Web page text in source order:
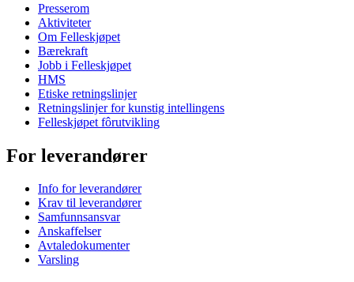
Presserom
Aktiviteter
Om Felleskjøpet
Bærekraft
Jobb i Felleskjøpet
HMS
Etiske retningslinjer
Retningslinjer for kunstig intellingens
Felleskjøpet fôrutvikling
For leverandører
Info for leverandører
Krav til leverandører
Samfunnsansvar
Anskaffelser
Avtaledokumenter
Varsling